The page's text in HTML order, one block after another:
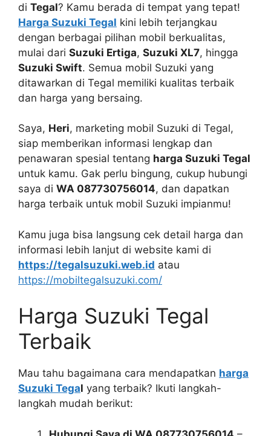
di Tegal? Kamu berada di tempat yang tepat!
Harga Suzuki Tegal kini lebih terjangkau
dengan berbagai pilihan mobil berkualitas,
mulai dari Suzuki Ertiga, Suzuki XL7, hingga
Suzuki Swift. Semua mobil Suzuki yang
ditawarkan di Tegal memiliki kualitas terbaik
dan harga yang bersaing.
Saya, Heri, marketing mobil Suzuki di Tegal,
siap memberikan informasi lengkap dan
penawaran spesial tentang harga Suzuki Tegal
untuk kamu. Gak perlu bingung, cukup hubungi
saya di WA 087730756014, dan dapatkan
harga terbaik untuk mobil Suzuki impianmu!
Kamu juga bisa langsung cek detail harga dan
informasi lebih lanjut di website kami di
https://tegalsuzuki.web.id atau
https://mobiltegalsuzuki.com/
Harga Suzuki Tegal
Terbaik
Mau tahu bagaimana cara mendapatkan harga
Suzuki Tegal yang terbaik? Ikuti langkah-
langkah mudah berikut: